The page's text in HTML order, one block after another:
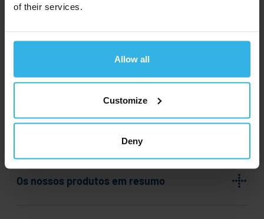
of their services.
Allow all
Customize
Deny
devem ser guardados em segurança e estar
facilmente acessíveis. As molas a gás HAHN
facilidade. As nossas mini molas a gás são
perfeitas para painéis leves, seja em consolas
centrais, suportes de monitores ou joysticks.
Os nossos produtos em resumo